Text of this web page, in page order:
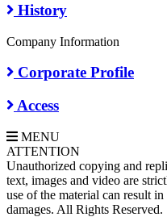
History
Company Information
Corporate Profile
Access
MENU
ATTENTION
Unauthorized copying and
text, images and video are
use of the material can result
damages. All Rights Reserved.